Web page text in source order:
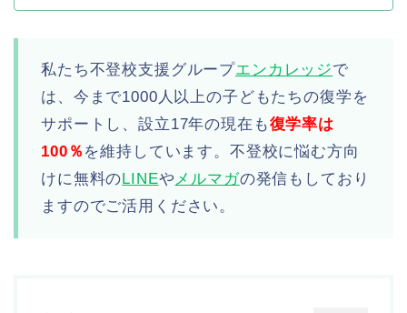
私たち不登校支援グループエンカレッジで
は、今まで1000人以上の子どもたちの復学を
サポートし、設立17年の現在も復学率は
100％ を維持しています。不登校に悩む方向
けに無料のLINEやメルマガの発信もしており
ますのでご活用ください。